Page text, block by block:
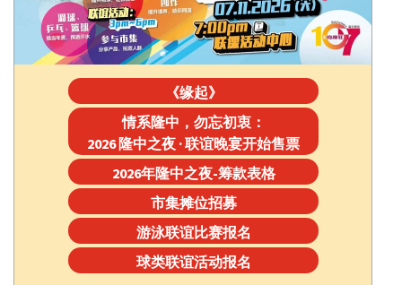
《缘起》
情系隆中，勿忘初衷：
2026 隆中之夜 · 联谊晚宴开始售票
2026年隆中之夜-筹款表格
市集摊位招募
游泳联谊比赛报名
球类联谊活动报名